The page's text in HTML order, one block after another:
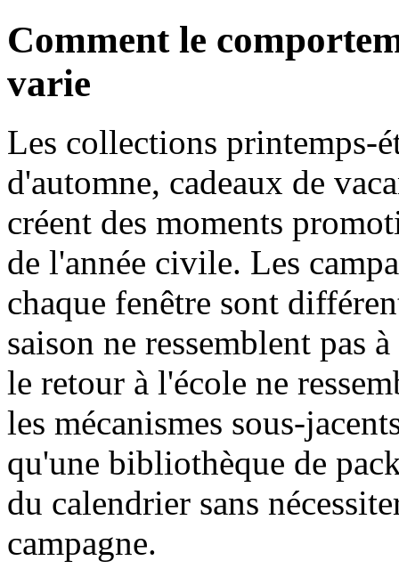
Comment le
varie
Les collections printemps-
d'automne, cadeaux de
créent des moments
de l'année civile. Les
chaque fenêtre sont
saison ne ressemblent pas
le retour à l'école ne
les mécanismes sous-
qu'une bibliothèque de
du calendrier sans
campagne.